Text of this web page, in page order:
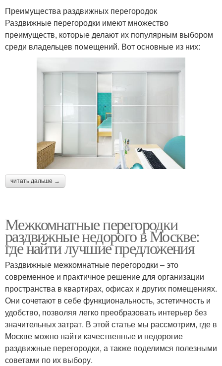
Преимущества раздвижных перегородок
Раздвижные перегородки имеют множество
преимуществ, которые делают их популярным выбором
среди владельцев помещений. Вот основные из них:
читать дальше →
Межкомнатные перегородки
раздвижные недорого в Москве:
где найти лучшие предложения
Раздвижные межкомнатные перегородки – это
современное и практичное решение для организации
пространства в квартирах, офисах и других помещениях.
Они сочетают в себе функциональность, эстетичность и
удобство, позволяя легко преобразовать интерьер без
значительных затрат. В этой статье мы рассмотрим, где в
Москве можно найти качественные и недорогие
раздвижные перегородки, а также поделимся полезными
советами по их выбору.